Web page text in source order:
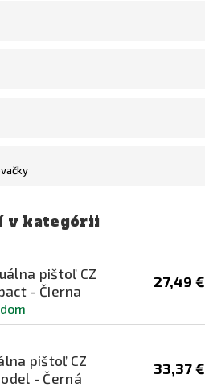
€
v kategórii
pištoľ CZ
- Čierna
27,49 €
pištoľ CZ
- Černá
33,37 €